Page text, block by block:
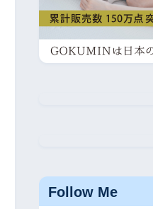
Follow Me